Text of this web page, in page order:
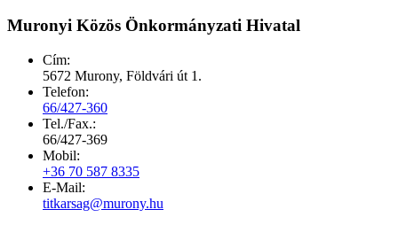
Muronyi Közös Önkormányzati Hivatal
Cím:
5672 Murony, Földvári út 1.
Telefon:
66/427-360
Tel./Fax.:
66/427-369
Mobil:
+36 70 587 8335
E-Mail:
titkarsag@murony.hu